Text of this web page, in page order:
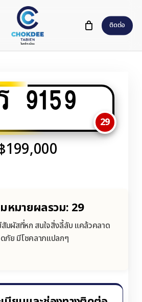
ติดต่อ
9159
29
199,000
มหมายผลรวม: 29
มผัสที่หก สนใจสิ่งลี้ลับ แคล้วคลาด
ภัย มีโชคลาภแปลกๆ